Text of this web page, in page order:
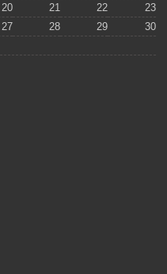
20 21 22
23
27 28 29
30